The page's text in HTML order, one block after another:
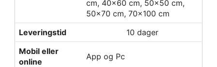
cm, 40x60 cm, 50x50 cm,
50x70 cm, 70x100 cm
Leveringstid
10 dager
Mobil eller
online
App og Pc